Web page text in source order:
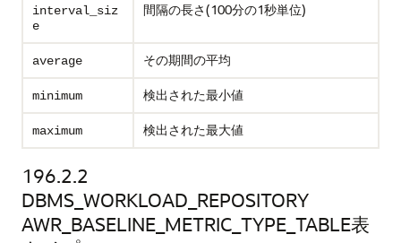
interval_siz
e
間隔の長さ(100分の1秒単位)
average その期間の平均
minimum 検出された最小値
maximum 検出された最大値
196.2.2
DBMS_WORKLOAD_REPOSITORY
AWR_BASELINE_METRIC_TYPE_TABLE表